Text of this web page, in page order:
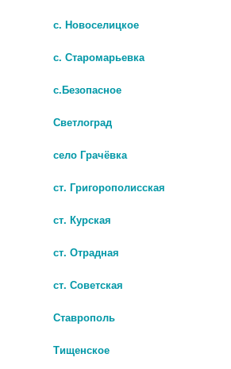
с. Новоселицкое
с. Старомарьевка
с.Безопасное
Светлоград
село Грачёвка
ст. Григорополисская
ст. Курская
ст. Отрадная
ст. Советская
Ставрополь
Тищенское